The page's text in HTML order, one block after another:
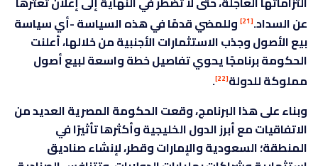
عن السداد.[21]
وللمضي قدمًا في هذه السياسة -أي سياسة
بيع الأصول وجذب الاستثمارات الأجنبية من خلالها، أعلنت
الحكومة برنامجًا يحوي تفاصيل خطة واسعة لبيع أصول
مملوكة للدولة[22]
.
وبناء على هذا البرنامج، وقعت الحكومة المصرية العديد من
الاتفاقيات مع أبرز الدول الخليجية وأكثرها تأثيرًا في
المنطقة؛ السعودية والإمارات وقطر، لإنشاء صناديق